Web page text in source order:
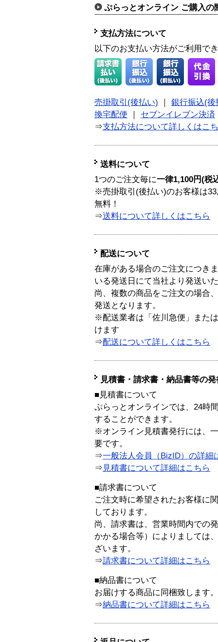
ぷらっとオンライン ご購入の
支払方法について
以下のお支払い方法がご利用で
売掛取引(後払い)
銀行振込(後
換宅配便
セブンイレブン決済
⇒支払方法について詳しくはこ
送料について
1つのご注文毎に一律1,100円(税
※売掛取引(後払い)のお客様は
無料！
⇒送料について詳しくはこちら
配送について
在庫がある場合のご注文につき
いる発送日にて当社より発送い
尚、複数の商品をご注文の場合
発送となります。
※配送業者は「佐川急便」また
けます
⇒配送について詳しくはこちら
見積書・請求書・納品書等の
■見積書について
ぷらっとオンラインでは、24時
することができます。
※オンライン見積書発行には、
要です。
⇒一般法人会員（BizID）の詳細
⇒ 見積書について詳細はこちら
■請求書について
ご注文時に希望されたお客様に
しております。
尚、請求書は、営業時間内での
かかる場合等）によりましては
ざいます。
⇒請求書について詳細はこちら
■納品書について
お届けする商品に同梱致します。
⇒納品書について詳細はこちら